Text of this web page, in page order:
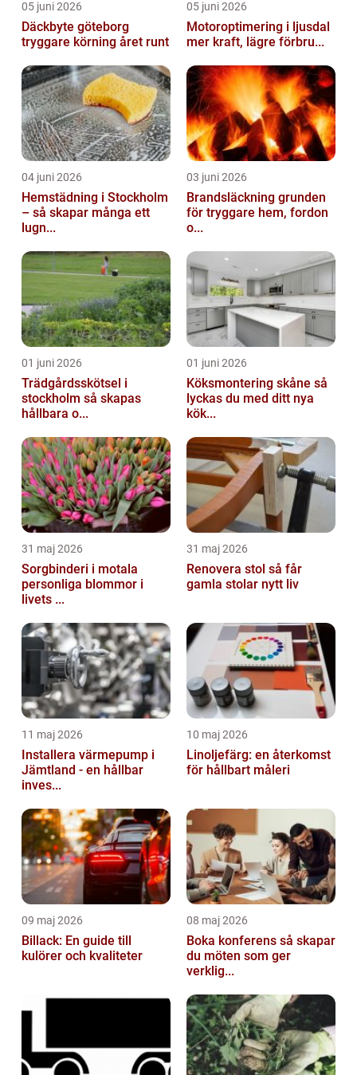
05 juni 2026
Däckbyte göteborg
tryggare körning året runt
05 juni 2026
Motoroptimering i ljusdal
mer kraft, lägre förbru...
04 juni 2026
Hemstädning i Stockholm
– så skapar många ett
lugn...
03 juni 2026
Brandsläckning grunden
för tryggare hem, fordon
o...
01 juni 2026
Trädgårdsskötsel i
stockholm så skapas
hållbara o...
01 juni 2026
Köksmontering skåne så
lyckas du med ditt nya
kök...
31 maj 2026
Sorgbinderi i motala
personliga blommor i
livets ...
31 maj 2026
Renovera stol så får
gamla stolar nytt liv
11 maj 2026
Installera värmepump i
Jämtland - en hållbar
inves...
10 maj 2026
Linoljefärg: en återkomst
för hållbart måleri
09 maj 2026
Billack: En guide till
kulörer och kvaliteter
08 maj 2026
Boka konferens så skapar
du möten som ger
verklig...